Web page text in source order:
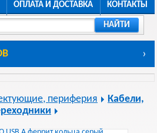
ОПЛАТА И ДОСТАВКА КОНТАКТЫ
НАЙТИ
›
периферия
Кабели,